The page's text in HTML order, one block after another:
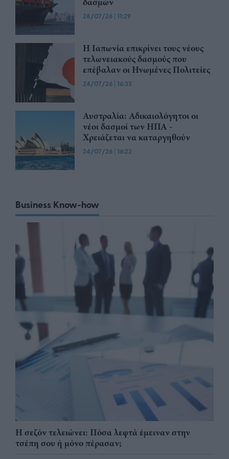
28/07/26 | 11:29
Η Ιαπωνία επικρίνει τους νέους
τελωνειακούς δασμούς που
επέβαλαν οι Ηνωμένες Πολιτείες
24/07/26 | 16:33
Αυστραλία: Αδικαιολόγητοι οι
νέοι δασμοί των ΗΠΑ -
Χρειάζεται να καταργηθούν
24/07/26 | 16:22
Business Know-how
Η σεζόν τελειώνει: Πόσα λεφτά έμειναν στην
τσέπη σου ή μόνο πέρασαν;